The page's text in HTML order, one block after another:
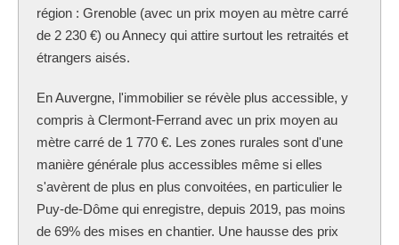
région : Grenoble (avec un prix moyen au mètre carré
de 2 230 €) ou Annecy qui attire surtout les retraités et
étrangers aisés.
En Auvergne, l'immobilier se révèle plus accessible, y
compris à Clermont-Ferrand avec un prix moyen au
mètre carré de 1 770 €. Les zones rurales sont d'une
manière générale plus accessibles même si elles
s'avèrent de plus en plus convoitées, en particulier le
Puy-de-Dôme qui enregistre, depuis 2019, pas moins
de 69% des mises en chantier. Une hausse des prix